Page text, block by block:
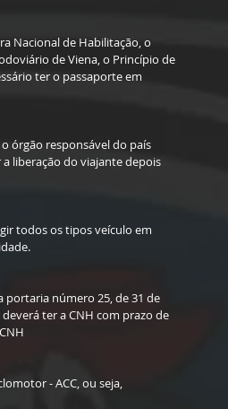
Nacional de Habilitação, o
de Viena, o Princípio de
ter o passaporte em
órgão responsável do país
liberação do viajante depois
todos os tipos veículo em
portaria número 25, de 31 de
ter a CNH com prazo de
- ACC, ou seja,